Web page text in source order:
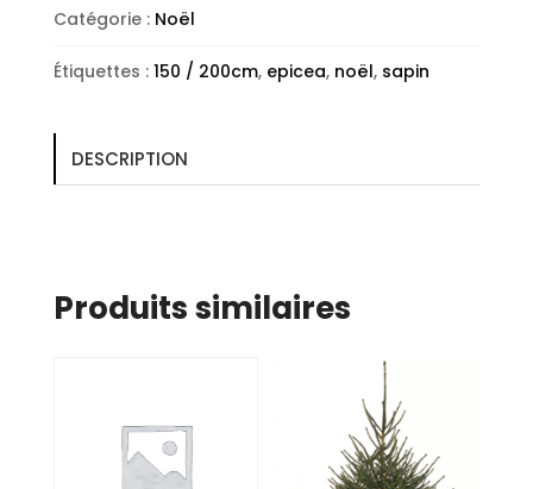
Catégorie : Noël
Étiquettes : 150 / 200cm, epicea, noël, sapin
DESCRIPTION
Produits similaires